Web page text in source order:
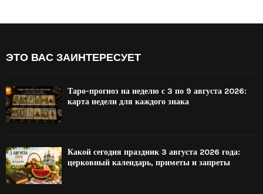
ЭТО ВАС ЗАИНТЕРЕСУЕТ
Таро-прогноз на неделю с 3 по 9 августа 2026:
карта недели для каждого знака
Какой сегодня праздник 3 августа 2026 года:
церковный календарь, приметы и запреты